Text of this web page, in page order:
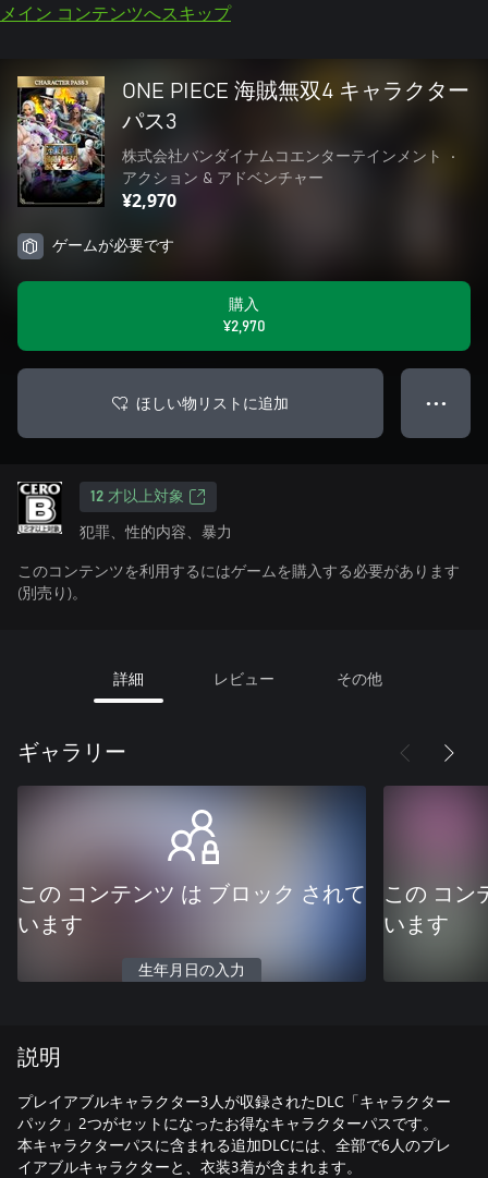
メイン コンテンツへスキップ
ONE PIECE 海賊無双4 キャラクター
パス3
株式会社バンダイナムコエンターテインメント
•
アクション & アドベンチャー
¥2,970
ゲームが必要です
購入
¥2,970
ほしい物リストに追加 ● ● ●
12 才以上対象
犯罪、性的内容、暴力
このコンテンツを利用するにはゲームを購入する必要があります
(別売り)。
詳細 レビュー その他
ギャラリー
この コンテンツ は ブロック されて
います
生年月日の入力
この コン
います
説明
プレイアブルキャラクター3人が収録されたDLC「キャラクター
パック」2つがセットになったお得なキャラクターパスです。
本キャラクターパスに含まれる追加DLCには、全部で6人のプレ
イアブルキャラクターと、衣装3着が含まれます。